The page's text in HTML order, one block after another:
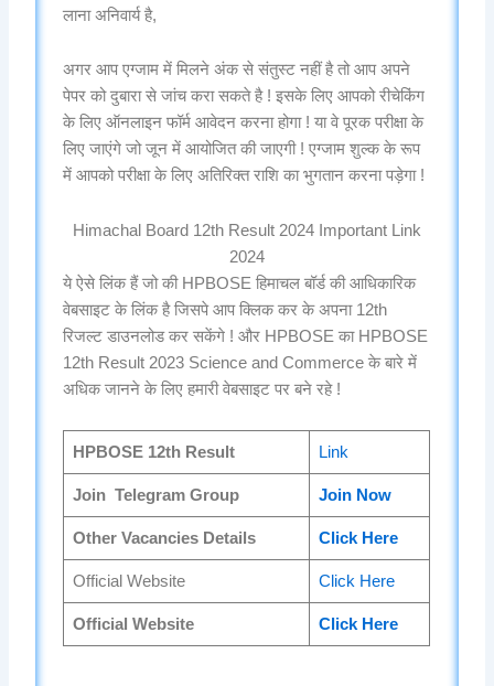
लाना अनिवार्य है,
अगर आप एग्जाम में मिलने अंक से संतुस्ट नहीं है तो आप अपने
पेपर को दुबारा से जांच करा सकते है ! इसके लिए आपको रीचेकिंग
के लिए ऑनलाइन फॉर्म आवेदन करना होगा ! या वे पूरक परीक्षा के
लिए जाएंगे जो जून में आयोजित की जाएगी ! एग्जाम शुल्क के रूप
में आपको परीक्षा के लिए अतिरिक्त राशि का भुगतान करना पड़ेगा !
Himachal Board 12th Result 2024 Important Link
2024
ये ऐसे लिंक हैं जो की HPBOSE हिमाचल बॉर्ड की आधिकारिक
वेबसाइट के लिंक है जिसपे आप क्लिक कर के अपना 12th
रिजल्ट डाउनलोड कर सकेंगे ! और HPBOSE का HPBOSE
12th Result 2023 Science and Commerce के बारे में
अधिक जानने के लिए हमारी वेबसाइट पर बने रहे !
HPBOSE 12th Result Link
Join Telegram Group Join Now
Other Vacancies Details Click Here
Official Website Click Here
Official Website Click Here